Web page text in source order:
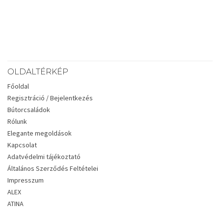
OLDALTÉRKÉP
Főoldal
Regisztráció / Bejelentkezés
Bútorcsaládok
Rólunk
Elegante megoldások
Kapcsolat
Adatvédelmi tájékoztató
Általános Szerződés Feltételei
Impresszum
ALEX
ATINA